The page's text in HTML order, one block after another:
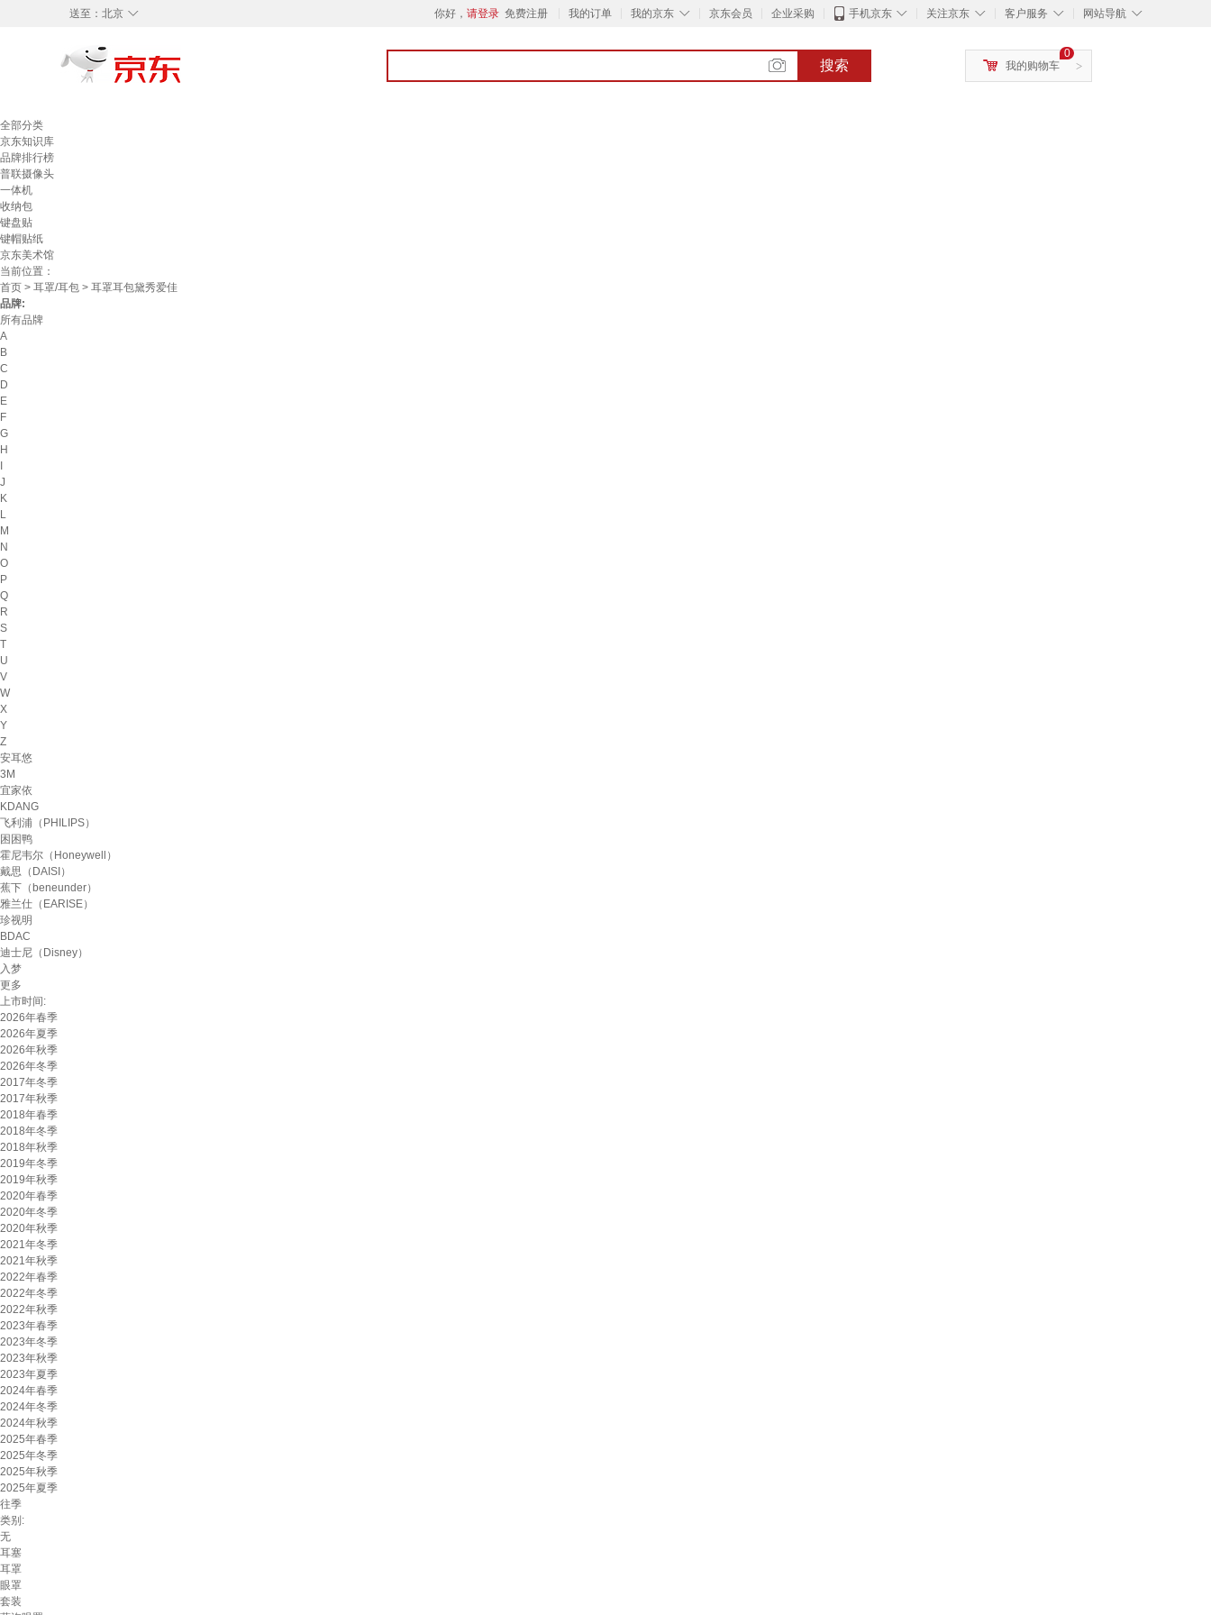
◇
送至： 北京 你好， 请登录 免费注册 我的订单 ◇
我的京东 京东会员 企业采购 ◇
手机京东 ◇
关注京东 ◇
客户服务 ◇
网站导航
搜索 >
0
我的购物车
全部分类
京东知识库
品牌排行榜
普联摄像头
一体机
收纳包
键盘贴
键帽贴纸
京东美术馆
当前位置：
首页 > 耳罩/耳包 > 耳罩耳包黛秀爱佳
品牌:
所有品牌
A
B
C
D
E
F
G
H
J
K
L
M
N
O
P
Q
R
S
T
U
V
W
X
Y
Z
安耳悠
3M
宜家依
KDANG
飞利浦（PHILIPS）
困困鸭
霍尼韦尔（Honeywell）
戴思（DAISI）
蕉下（beneunder）
雅兰仕（EARISE）
珍视明
BDAC
迪士尼（Disney）
入梦
更多
上市时间:
2026年春季
2026年夏季
2026年秋季
2026年冬季
2017年冬季
2017年秋季
2018年春季
2018年冬季
2018年秋季
2019年冬季
2019年秋季
2020年春季
2020年冬季
2020年秋季
2021年冬季
2021年秋季
2022年春季
2022年冬季
2022年秋季
2023年春季
2023年冬季
2023年秋季
2023年夏季
2024年春季
2024年冬季
2024年秋季
2025年春季
2025年冬季
2025年秋季
2025年夏季
往季
类别:
无
耳塞
耳罩
眼罩
套装